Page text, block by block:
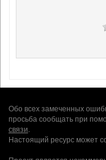
Обо всех замеченных
просьба сообщать при
связи.
Настоящий ресурс может